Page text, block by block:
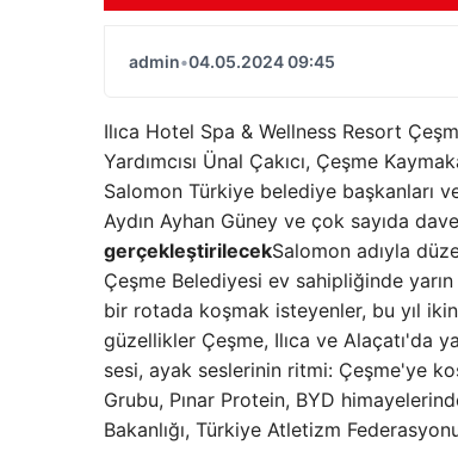
admin•04.05.2024 09:45
Ilıca Hotel Spa & Wellness Resort
Yardımcısı Ünal Çakıcı, Çeşme
Salomon Türkiye belediye başkanları
Aydın Ayhan Güney ve çok sayıda
gerçekleştirilecekSalomon adıyla
Çeşme Belediyesi ev sahipliğinde
bir rotada koşmak isteyenler, bu yıl
güzellikler Çeşme, Ilıca ve Alaçatı'da
sesi, ayak seslerinin ritmi: Çeşme'ye
Grubu, Pınar Protein, BYD
Bakanlığı, Türkiye Atletizm